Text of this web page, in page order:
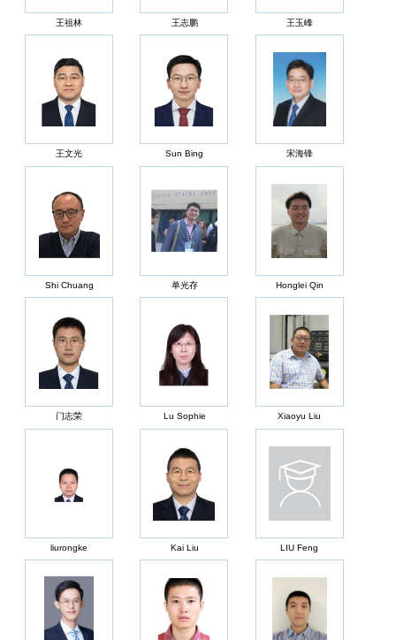
王祖林 王志鹏 王玉峰
王文光 Sun Bing 宋海锋
Shi Chuang 单光存 Honglei Qin
门志荣 Lu Sophie Xiaoyu Liu
liurongke Kai Liu LIU Feng